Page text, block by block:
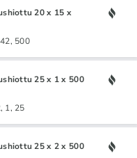
20 x 15 x
500
25 x 1 x 500
1, 25
25 x 2 x 500